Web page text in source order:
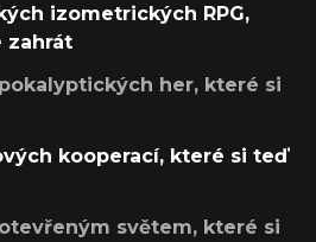
izometrických RPG,
zahrát
her, které si
kooperací, které si teď
světem, které si